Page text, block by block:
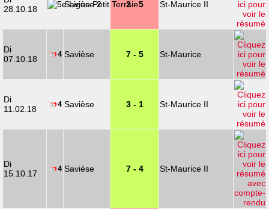
28.10.18
Savièse 2 2 - 5 St-Maurice II
Di
07.10.18
Savièse 7 - 5 St-Maurice
Di
11.02.18
Savièse 3 - 1 St-Maurice II
Di
15.10.17
Savièse 7 - 4 St-Maurice II